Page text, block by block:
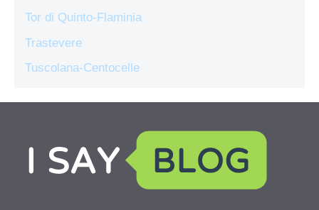
Tor di Quinto-Flaminia
Trastevere
Tuscolana-Centocelle